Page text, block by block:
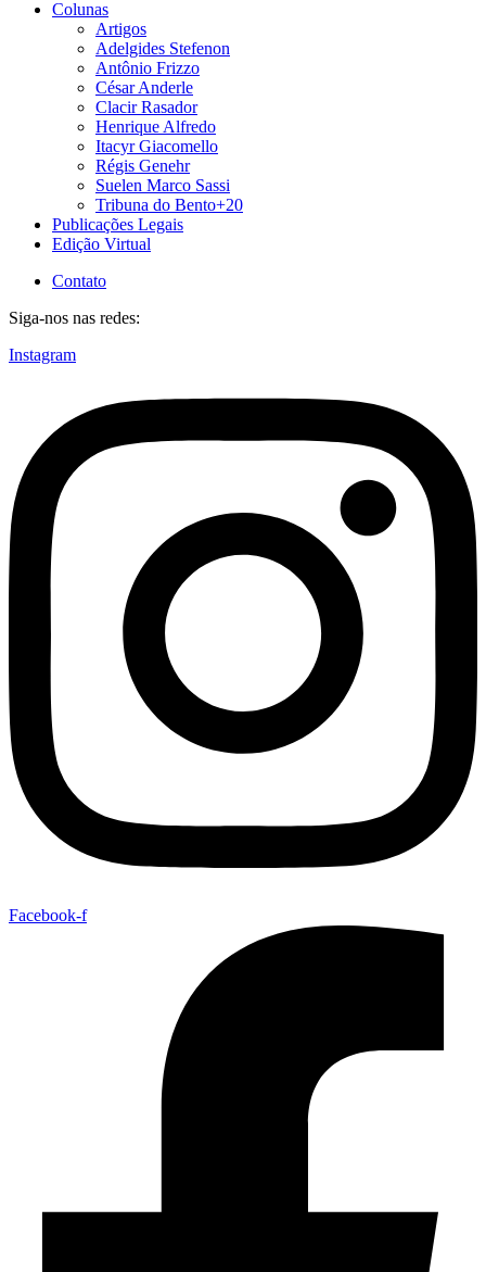
Colunas
Artigos
Adelgides Stefenon
Antônio Frizzo
César Anderle
Clacir Rasador
Henrique Alfredo
Itacyr Giacomello
Régis Genehr
Suelen Marco Sassi
Tribuna do Bento+20
Publicações Legais
Edição Virtual
Contato
Siga-nos nas redes:
Instagram
Facebook-f